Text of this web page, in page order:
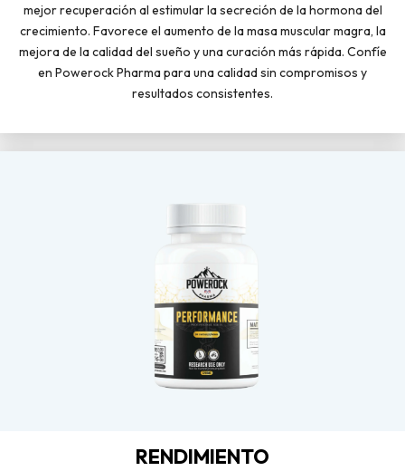
mejor recuperación al estimular la secreción de la hormona del
crecimiento. Favorece el aumento de la masa muscular magra, la
mejora de la calidad del sueño y una curación más rápida. Confíe
en Powerock Pharma para una calidad sin compromisos y
resultados consistentes.
RENDIMIENTO